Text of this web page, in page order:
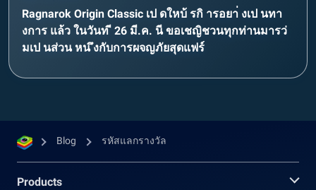
Ragnarok Origin Classic เป ดใหบ้ รกิ ารอยา่ งเป นทา
งการ แล้ว ในวันท ี 26 มี.ค. นี ขอเชญิชวนทุกท่านมารว่
มเป นส่วน หน ึงกับการผจญภัยสุดแฟร์
Blog รหัสแลกรางวัล
Products